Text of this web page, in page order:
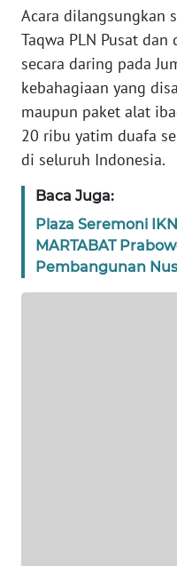
Acara dilangsungkan
Taqwa PLN Pusat
secara daring pada
kebahagiaan yang
maupun paket alat
20 ribu yatim duafa
di seluruh Indonesia.
Baca Juga:
Plaza Seremoni
MARTABAT
Pembangunan
WN
JAKARTA
WN
BANTEN
WN
NTT